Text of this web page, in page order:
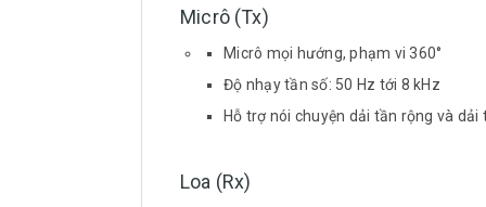
Micrô (Tx)
Micrô mọi hướng, phạm vi 360°
Độ nhạy tần số: 50 Hz tới 8 kHz
Hỗ trợ nói chuyện dải tần rộng và dải
Loa (Rx)